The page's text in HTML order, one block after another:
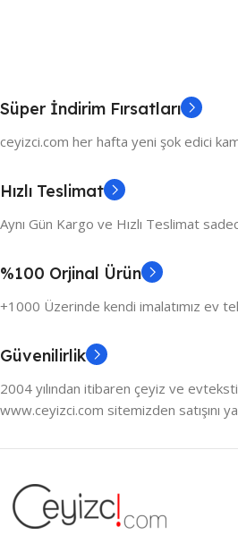
Süper İndirim Fırsatları
ceyizci.com her hafta yeni şok edici
Hızlı Teslimat
Aynı Gün Kargo ve Hızlı Teslimat
%100 Orjinal Ürün
+1000 Üzerinde kendi imalatımız ev
Güvenilirlik
2004 yılından itibaren çeyiz ve
www.ceyizci.com sitemizden satışını